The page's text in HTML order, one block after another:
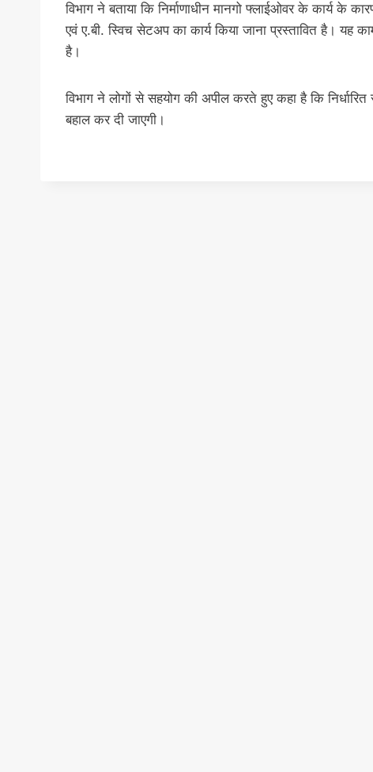
विभाग ने बताया कि निर्माणाधीन मानगो फ्लाईओवर के कार्य के
एवं ए.बी. स्विच सेटअप का कार्य किया जाना प्रस्तावित है।
है।
विभाग ने लोगों से सहयोग की अपील करते हुए कहा है कि
बहाल कर दी जाएगी।